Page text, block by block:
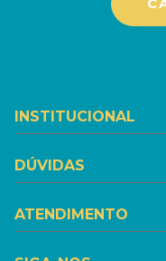
INSTITUCIONAL
DÚVIDAS
ATENDIMENTO